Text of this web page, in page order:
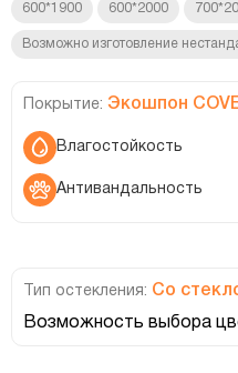
600*1900 600*2000
Возможно изготовление
Покрытие: Экошпон
Влагостойкость
Антивандальность
Тип остекления: Со
Возможность выбора